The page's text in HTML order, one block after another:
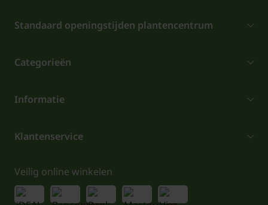
Standaard openingstijden plantencentrum
Categorieën
Informatie
Klantenservice
Veilig online winkelen